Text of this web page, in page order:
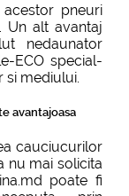
pneuri
Un alt avantaj
nedaunator
ECO special-
mediului.
avantajoasa
cauciucurilor
nu mai solicita
poate fi